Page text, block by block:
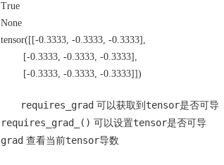
True
None
tensor([[-0.3333, -0.3333, -0.3333],
[-0.3333, -0.3333, -0.3333],
[-0.3333, -0.3333, -0.3333]])
requires_grad 可以获取到 tensor是否可导
requires_grad_() 可以设置tensor是否可导
grad 查看当前tensor导数